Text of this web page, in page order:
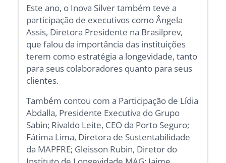
Este ano, o Inova Silver também teve a
participação de executivos como Ângela
Assis, Diretora Presidente na Brasilprev,
que falou da importância das instituições
terem como estratégia a longevidade, tanto
para seus colaboradores quanto para seus
clientes.
Também contou com a Participação de Lídia
Abdalla, Presidente Executiva do Grupo
Sabin; Rivaldo Leite, CEO da Porto Seguro;
Fátima Lima, Diretora de Sustentabilidade
da MAPFRE; Gleisson Rubin, Diretor do